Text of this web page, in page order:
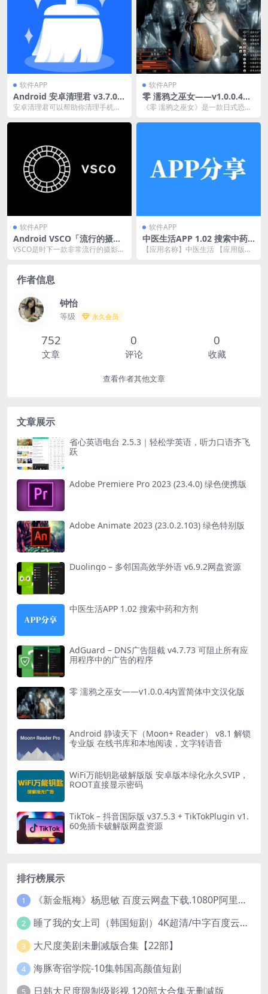
软件APP
Android 安卓清理君 v3.7.0
解锁高级版 手机垃圾清理
安卓清理君可以帮助你清理手机的
让你的设备更加整洁。...
软件APP
零 濡鸦之巫女——v1.0.0.4内
置简体中文汉化版
《零 濡鸦之巫女》是一款日式恐怖
建筑，使用相机捕捉...
软件APP
Android VSCO「流行的摄影
滤镜」v318 解锁全部滤镜专
VSCO是时下一款非常流行的摄影A
软件APP
中医生活APP 1.02 搜索中药
和方剂
【应用名称】中医生活 【应用版
作者信息
钟怡
等级 永久会员
752
文章
0
评论
0
收藏
查看作者其他文章
文章展示
省心英语电台 2.5.3｜轻松学英语，听力口语齐飞
跃
Adobe Premiere Pro 2023 (23.4.0) 绿色便携版
Adobe Animate 2023 (23.0.2.103) 绿色特别版
Duolingo – 多邻国高效学外语 v6.9.2网盘资源
中医生活APP 1.02 搜索中药和方剂
AdGuard – DNS广告阻截 v4.7.73 可阻止所有应
用程序中的广告的程序
零 濡鸦之巫女——v1.0.0.4内置简体中文汉化版
Android 静读天下（Moon+ Reader） v8.1 解锁
专业版 在线书库和本地阅读，文字转语音
WiFi万能钥匙破解版版 安卓版本绿化永久SVIP，
ROOT直接显示密码
TikTok – 抖音国际版 v37.5.3 + TikTokPlugin v1.
60免插卡破解版网盘资源
排行榜展示
1 《新金瓶梅》杨思敏 百度云网盘下载.1080P阿里下载.国语中字.(1996)
2 睡了我的女上司（韩国短剧）4K超清/中字百度云网盘下载
3 大尺度美剧未删减版合集【22部】
4 海豚寄宿学院-10集韩国高颜值短剧
5 日韩大尺度限制级影视 120部大合集无删减版